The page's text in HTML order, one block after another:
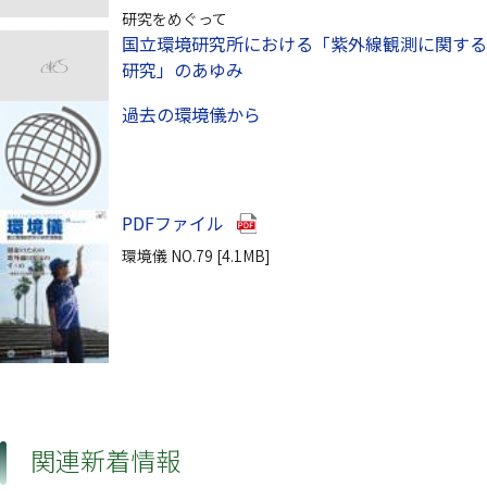
研究をめぐって
国立環境研究所における「紫外線観測に関する
研究」のあゆみ
過去の環境儀から
PDFファイル （別ウインドウで開きます）
環境儀 NO.79 [4.1MB]
関連新着情報